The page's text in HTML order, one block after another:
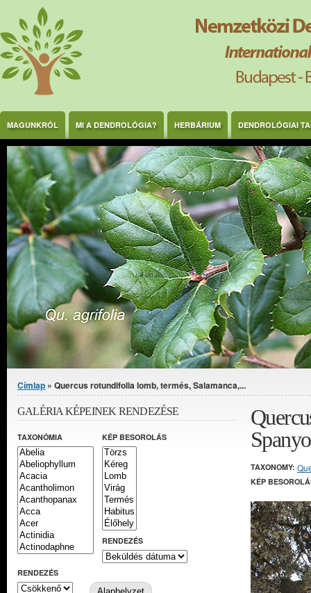
Ugrás a tartalomra
MAGUNKRÓL MI A DENDROLÓGIA? HERBÁRIUM DENDROLÓGIAI
Jelenlegi hely
Címlap » Quercus rotundifolia lomb, termés, Salamanca,...
TAXONOMY:
KÉP
GALÉRIA KÉPEINEK RENDEZÉSE
TAXONÓMIA KÉP BESOROLÁS
RENDEZÉS
RENDEZÉS